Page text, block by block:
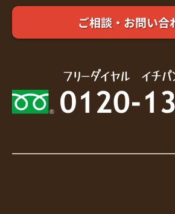
ご相談・お問い合